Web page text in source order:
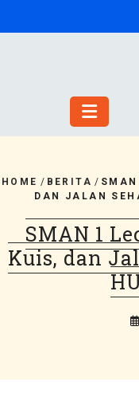
HOME / BERITA /
DAN JALAN
SMAN 1
Kuis, dan